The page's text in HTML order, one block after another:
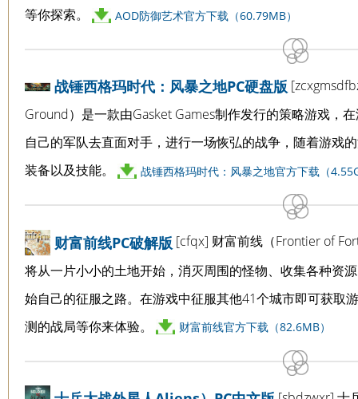
等你探索。
AOD防御艺术官方下载（60.79MB）
战锤西格玛时代：风暴之地PC硬盘版
Ground）是一款由Gasket Games制作发行的策略游戏，
自己的军队去直面对手，进行一场恢弘的战争，随着游戏
装备以及技能。
战锤西格玛时代：风暴之地官方下载（
财富前线PC破解版 [cfqx] 财富前线（Frontier of
将从一片小小的土地开始，消灭周围的怪物、收集各种资
始自己的征服之路。在游戏中征服其他41个城市即可获取
测的战局等你来体验。
财富前线官方下载（82.6MB）